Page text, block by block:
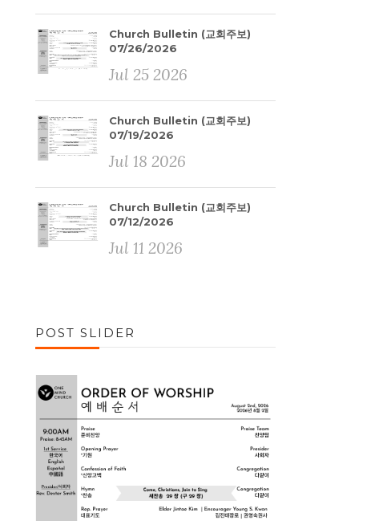
Church Bulletin (교회주보)
07/26/2026
Jul 25 2026
Church Bulletin (교회주보)
07/19/2026
Jul 18 2026
Church Bulletin (교회주보)
07/12/2026
Jul 11 2026
POST SLIDER